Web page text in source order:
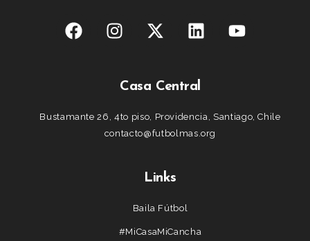
Casa Central
Bustamante 26, 4to piso, Providencia, Santiago, Chile
contacto@futbolmas.org
Links
Baila Fútbol
#MiCasaMiCancha